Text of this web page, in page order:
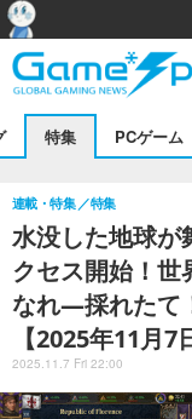
特集 PCゲーム
水没した地球が
クセス開始！世
なれ―採れたて
【2025年11月
連載・特集 特集
2025.11.7 Fri 22:00